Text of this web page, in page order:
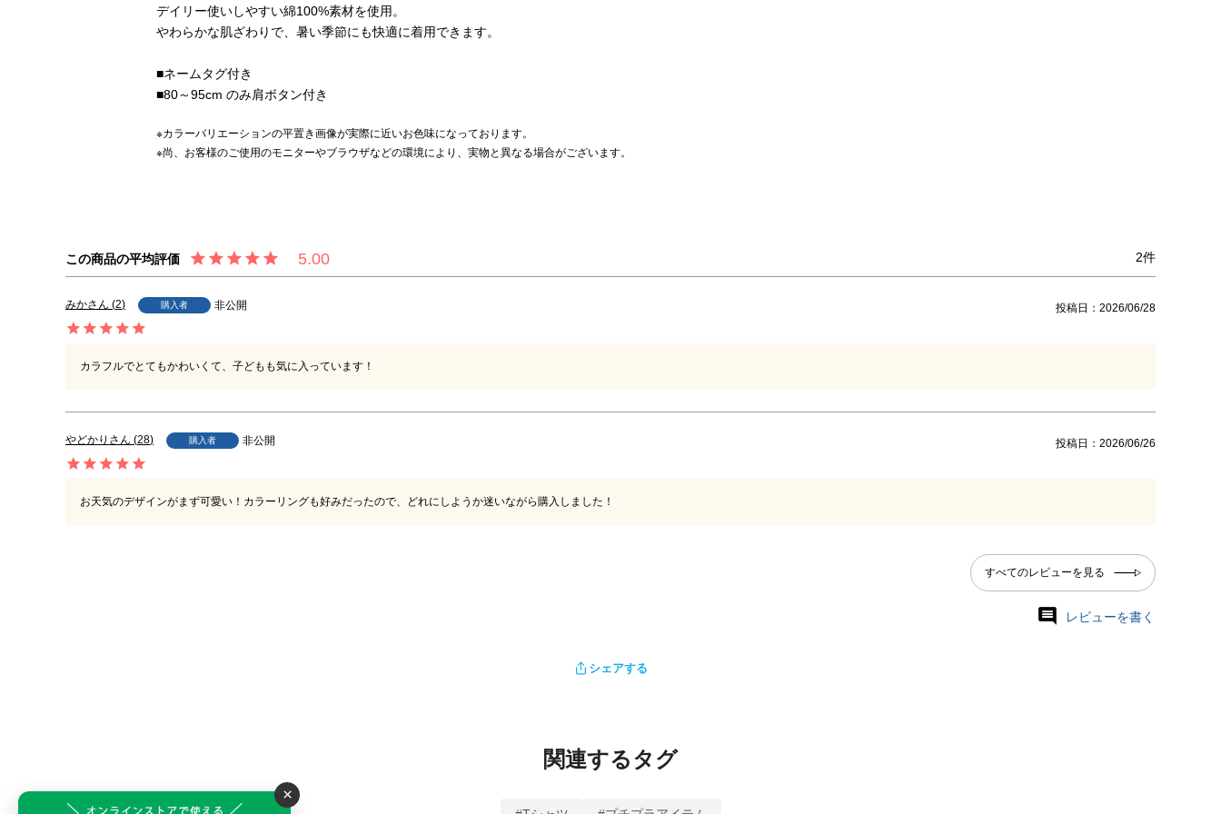
×
デイリー使いしやすい綿100%素材を使用。
やわらかな肌ざわりで、暑い季節にも快適に着用できます。
■ネームタグ付き
■80～95cm のみ肩ボタン付き
※カラーバリエーションの平置き画像が実際に近いお色味になっております。
※尚、お客様のご使用のモニターやブラウザなどの環境により、実物と異なる場合がございます。
5.00 2
みか 2 購入者 非公開 投稿日 2026/06/28
カラフルでとてもかわいくて、子どもも気に入っています！
やどかり 28 購入者 非公開 投稿日 2026/06/26
お天気のデザインがまず可愛い！カラーリングも好みだったので、どれにしようか迷いながら購入しました！
すべてのレビューを見る
レビューを書く
シェアする
関連するタグ